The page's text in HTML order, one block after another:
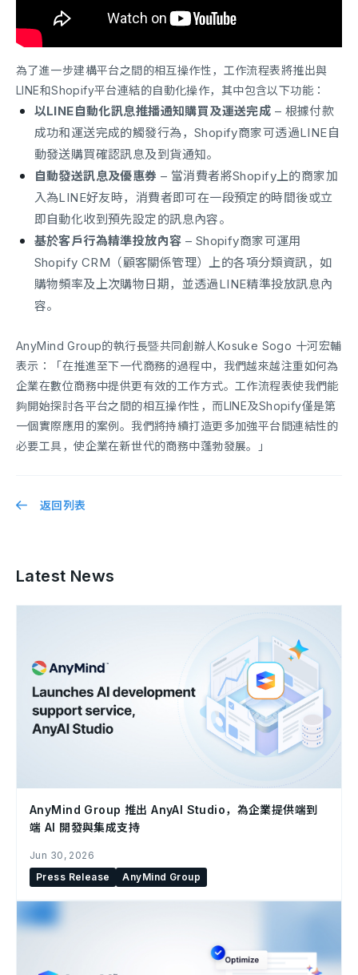
為了進一步建構平台之間的相互操作性，工作流程表將推出與
LINE和Shopify平台連結的自動化操作，其中包含以下功能：
以LINE自動化訊息推播通知購買及運送完成 – 根據付款
成功和運送完成的觸發行為，Shopify商家可透過LINE自
動發送購買確認訊息及到貨通知。
自動發送訊息及優惠券 – 當消費者將Shopify上的商家加
入為LINE好友時，消費者即可在一段預定的時間後或立
即自動化收到預先設定的訊息內容。
基於客戶行為精準投放內容 – Shopify商家可運用
Shopify CRM（顧客關係管理）上的各項分類資訊，如
購物頻率及上次購物日期，並透過LINE精準投放訊息內
容。
AnyMind Group的執行長暨共同創辦人Kosuke Sogo 十河宏輔
表示：「在推進至下一代商務的過程中，我們越來越注重如何為
企業在數位商務中提供更有效的工作方式。工作流程表使我們能
夠開始探討各平台之間的相互操作性，而LINE及Shopify僅是第
一個實際應用的案例。我們將持續打造更多加強平台間連結性的
必要工具，使企業在新世代的商務中蓬勃發展。」
返回列表
Latest News
AnyMind Group 推出 AnyAI Studio，為企業提供端到
端 AI 開發與集成支持
Jun 30, 2026
Press Release
AnyMind Group